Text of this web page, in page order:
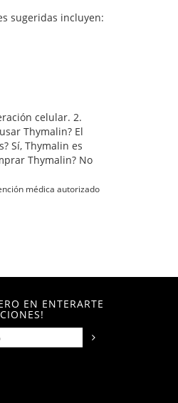
sugeridas incluyen:
celular. 2.
Thymalin? El
Sí, Thymalin es
Thymalin? No
médica autorizado
EN ENTERARTE